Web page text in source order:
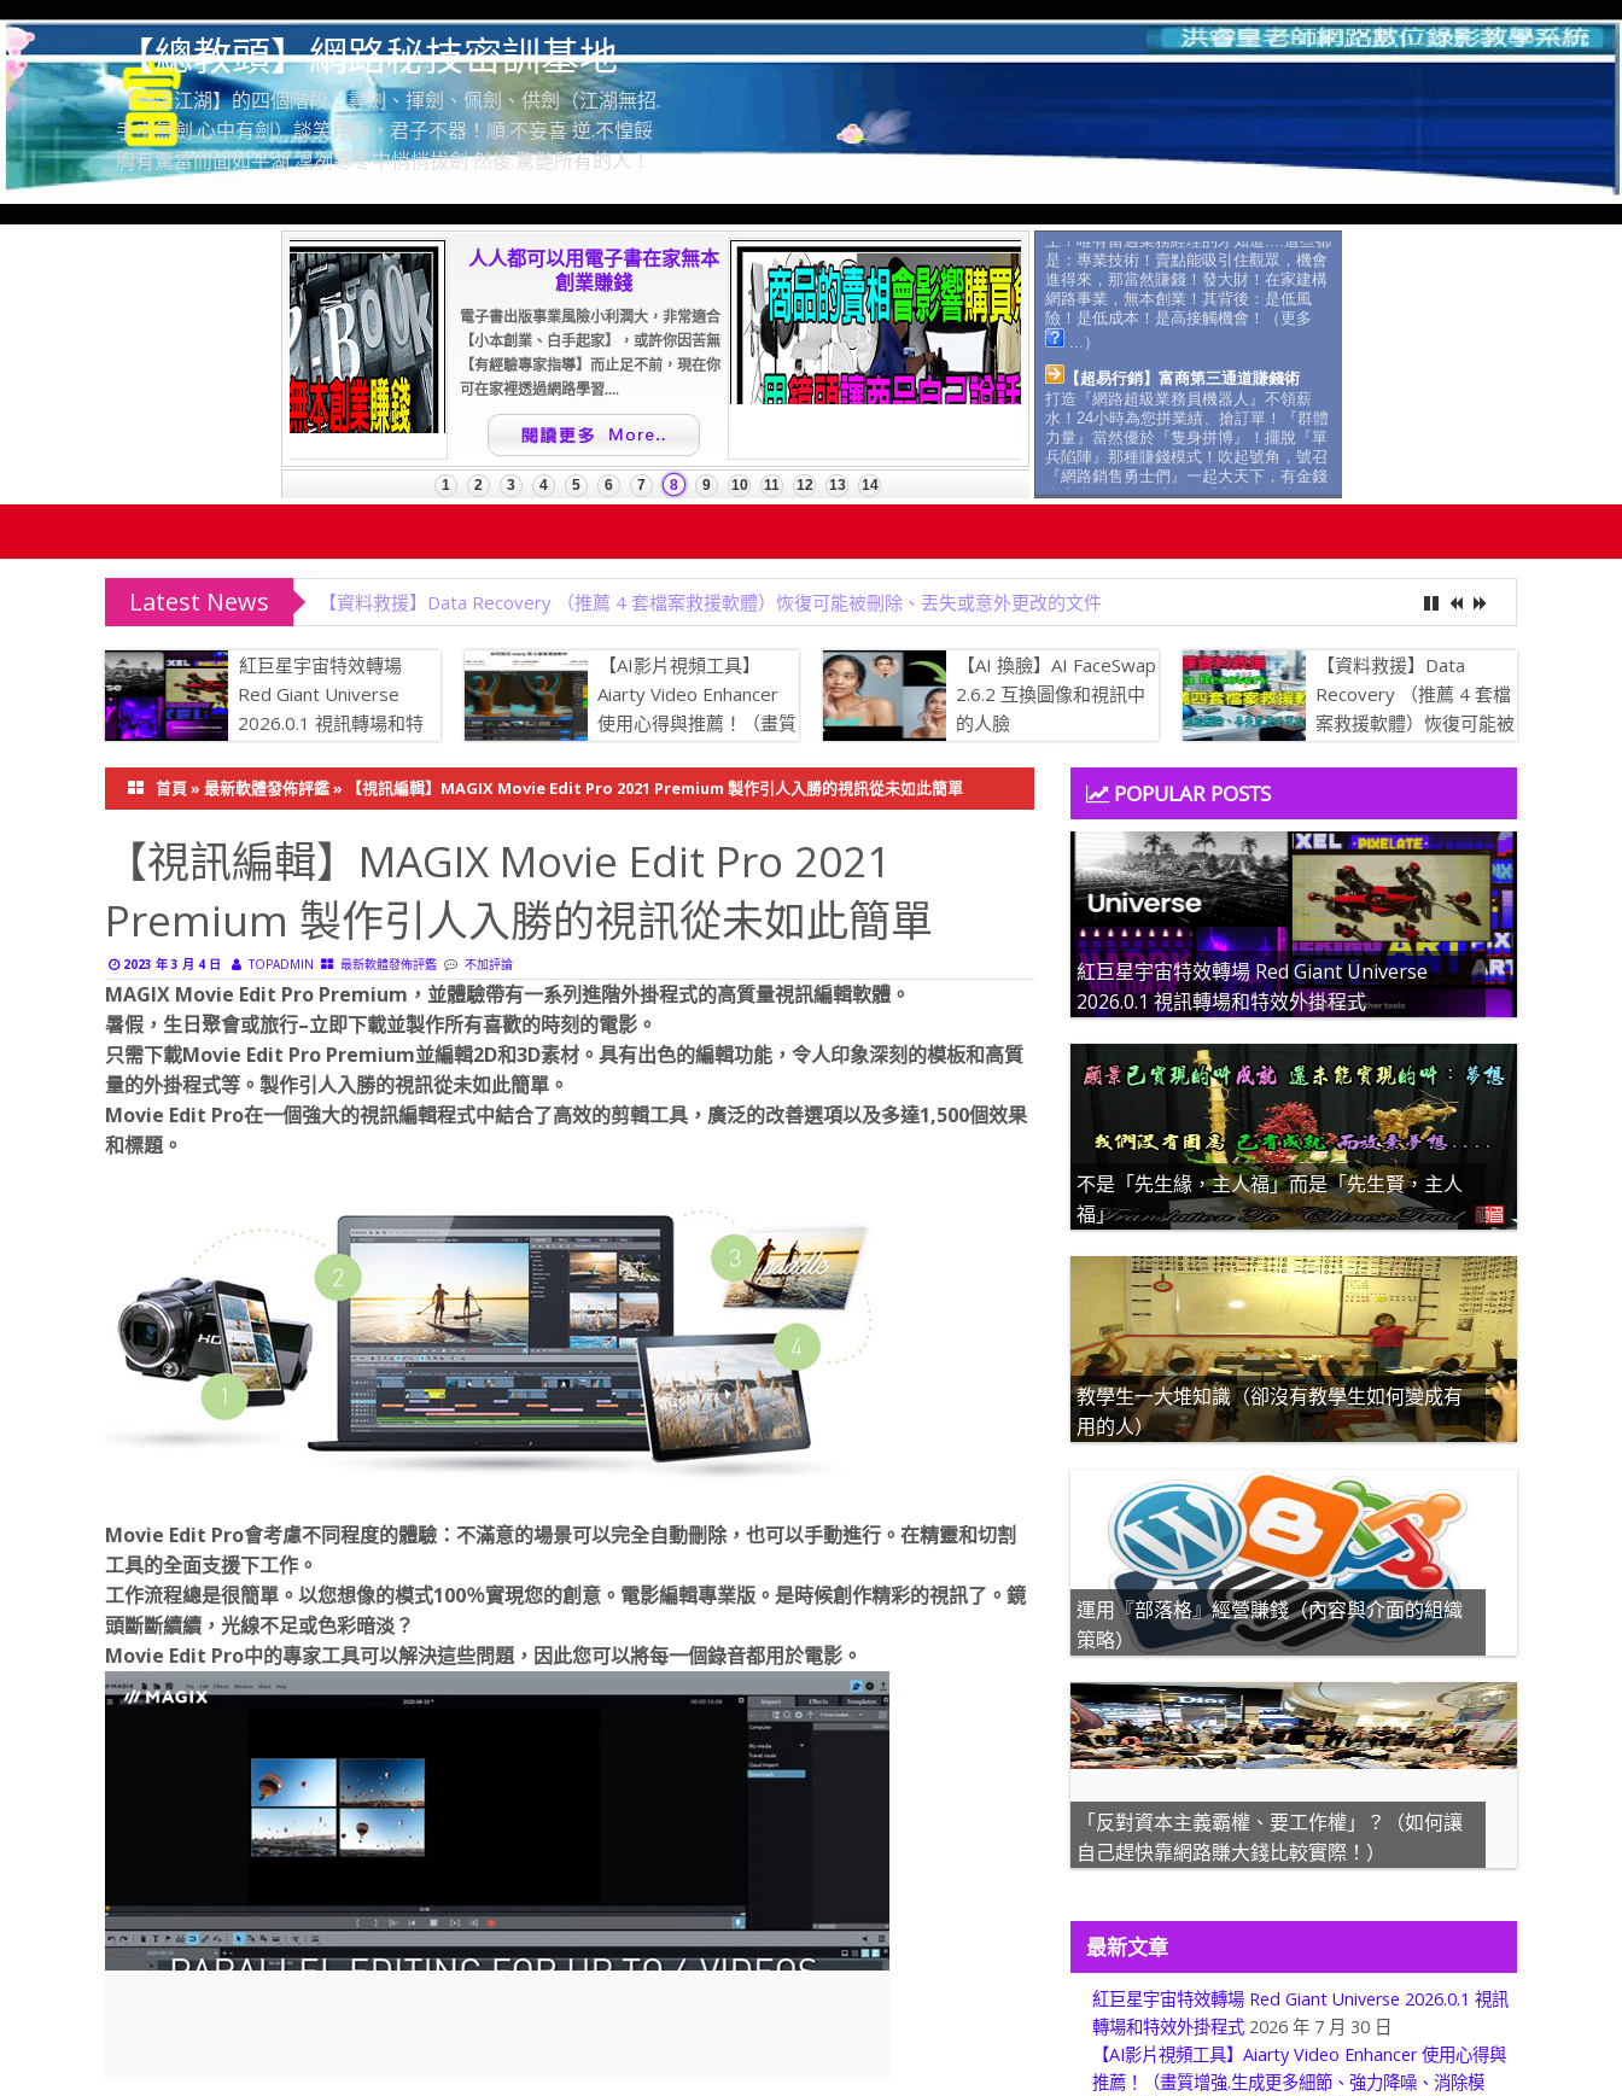
【總教頭】網路秘技密訓基地
【行走江湖】的四個階段：尋劍、揮劍、佩劍、供劍（江湖無招.
手中無劍.心中有劍）談笑用兵，君子不器！順.不妄喜 逆.不惶餒
胸有驚雷而面如平湖 凜冽寒冬中悄悄拔劍 然後.驚艷所有的人！
Latest News 【網頁設計】WYSIWYG Web Builder 21.1.2（所見即所得編輯器）繁體中文化.漢化版
紅巨星宇宙特效轉場
Red Giant Universe
2026.0.1 視訊轉場和特
【AI影片視頻工具】
Aiarty Video Enhancer
使用心得與推薦！（畫質
力降噪、消除模糊、提升畫質，將瑕疵的
影片修復至 4K 清晰度）
【AI 換臉】AI FaceSwap
2.6.2 互換圖像和視訊中
的人臉
【資料救援】Data
Recovery （推薦 4 套檔
案救援軟體）恢復可能被
文件
首頁» 最新軟體發佈評鑑» 【視訊編輯】MAGIX Movie Edit Pro 2021 Premium 製作引人入勝的視訊從未如此簡單
【視訊編輯】MAGIX Movie Edit Pro 2021
Premium 製作引人入勝的視訊從未如此簡單
2023 年 3 月 4 日 TOPADMIN 最新軟體發佈評鑑 不加評論
MAGIX Movie Edit Pro Premium，並體驗帶有一系列進階外掛程式的高質量視訊編輯軟體。
暑假，生日聚會或旅行–立即下載並製作所有喜歡的時刻的電影。
只需下載Movie Edit Pro Premium並編輯2D和3D素材。具有出色的編輯功能，令人印象深刻的模板和高質
量的外掛程式等。製作引人入勝的視訊從未如此簡單。
Movie Edit Pro在一個強大的視訊編輯程式中結合了高效的剪輯工具，廣泛的改善選項以及多達1,500個效果
和標題。
Movie Edit Pro會考慮不同程度的體驗：不滿意的場景可以完全自動刪除，也可以手動進行。在精靈和切割
工具的全面支援下工作。
工作流程總是很簡單。以您想像的模式100％實現您的創意。電影編輯專業版。是時候創作精彩的視訊了。鏡
頭斷斷續續，光線不足或色彩暗淡？
Movie Edit Pro中的專家工具可以解決這些問題，因此您可以將每一個錄音都用於電影。
POPULAR POSTS
紅巨星宇宙特效轉場 Red Giant Universe
2026.0.1 視訊轉場和特效外掛程式
不是「先生緣，主人福」而是「先生賢，主人
福」
教學生一大堆知識（卻沒有教學生如何變成有
用的人）
運用『部落格』經營賺錢（內容與介面的組織
策略）
「反對資本主義霸權、要工作權」？（如何讓
自己趕快靠網路賺大錢比較實際！）
最新文章
紅巨星宇宙特效轉場 Red Giant Universe 2026.0.1 視訊
轉場和特效外掛程式 2026 年 7 月 30 日
【AI影片視頻工具】Aiarty Video Enhancer 使用心得與
推薦！（畫質增強.生成更多細節、強力降噪、消除模